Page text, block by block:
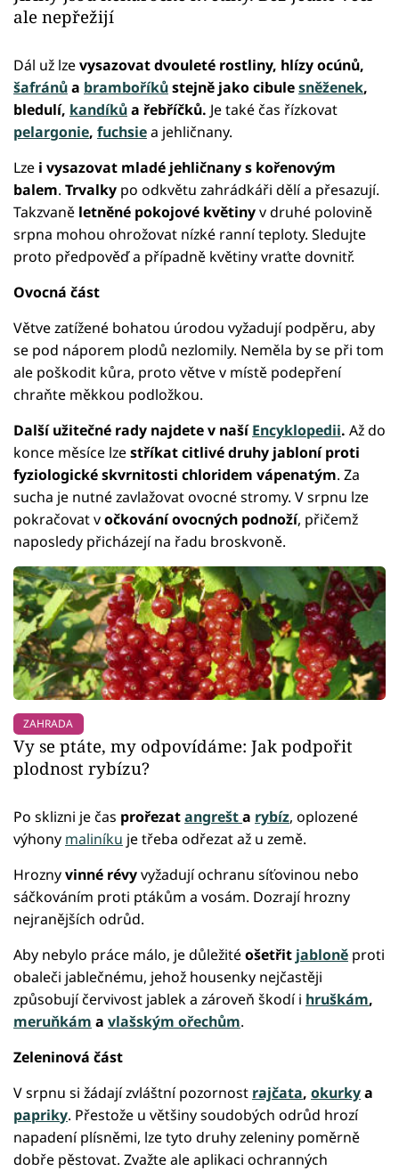
ale nepřežijí
Dál už lzevysazovat dvouleté rostliny, hlízy ocúnů,
šafránůa bramboříkůstejně jako cibulesněženek,
bledulí, kandíkůa řebříčků. Je také čas řízkovat
pelargonie, fuchsiea jehličnany.
Lze i vysazovat mladé jehličnany s kořenovým
balem. Trvalky po odkvětu zahrádkáři dělí a přesazují.
Takzvaně letněné pokojové květinyv druhé polovině
srpna mohou ohrožovat nízké ranní teploty. Sledujte
proto předpověď a případně květiny vraťte dovnitř.
Ovocná část
Větve zatížené bohatou úrodou vyžadují podpěru, aby
se pod náporem plodů nezlomily. Neměla by se při tom
ale poškodit kůra, proto větve v místě podepření
chraňte měkkou podložkou.
Další užitečné rady najdete v našíEncyklopedii. Až do
konce měsíce lzestříkat citlivé druhy jabloní proti
fyziologické skvrnitosti chloridem vápenatým. Za
sucha je nutné zavlažovat ovocné stromy. V srpnu lze
pokračovat vočkování ovocných podnoží, přičemž
naposledy přicházejí na řadu broskvoně.
ZAHRADA
Vy se ptáte, my odpovídáme: Jak podpořit
plodnost rybízu?
Po sklizni je čas prořezatangrešta rybíz, oplozené
výhony maliníku je třeba odřezat až u země.
Hroznyvinné révyvyžadují ochranu síťovinou nebo
sáčkováním proti ptákům a vosám. Dozrají hrozny
nejranějších odrůd.
Aby nebylo práce málo, je důležitéošetřit jabloně proti
obaleči jablečnému, jehož housenky nejčastěji
způsobují červivost jablek a zároveň škodí i hruškám,
meruňkám a vlašským ořechům.
Zeleninová část
V srpnu si žádají zvláštní pozornost rajčata, okurkya
papriky. Přestože u většiny soudobých odrůd hrozí
napadení plísněmi, lze tyto druhy zeleniny poměrně
dobře pěstovat. Zvažte ale aplikaci ochranných